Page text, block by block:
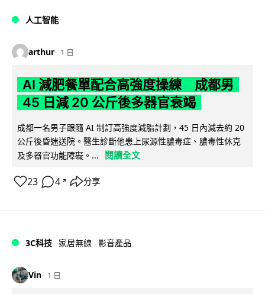
人工智能
arthur 1 日
AI 減肥餐單配合高強度操練 成都男
45 日減 20 公斤後多器官衰竭
成都一名男子跟隨 AI 制訂高強度減脂計劃，45 日內減去約 20
公斤後昏迷送院。醫生診斷他患上尿源性膿毒症、膿毒性休克
及多器官功能障礙。...
閱讀全文
23 4 ↗ 分享
3C科技 家居無線 影音產品
Vin 1 日